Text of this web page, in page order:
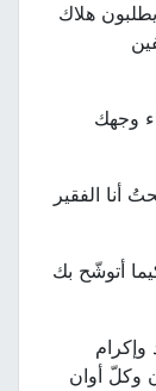
هلاك
وجهك
الفقير
أتوشّح بك
أوان